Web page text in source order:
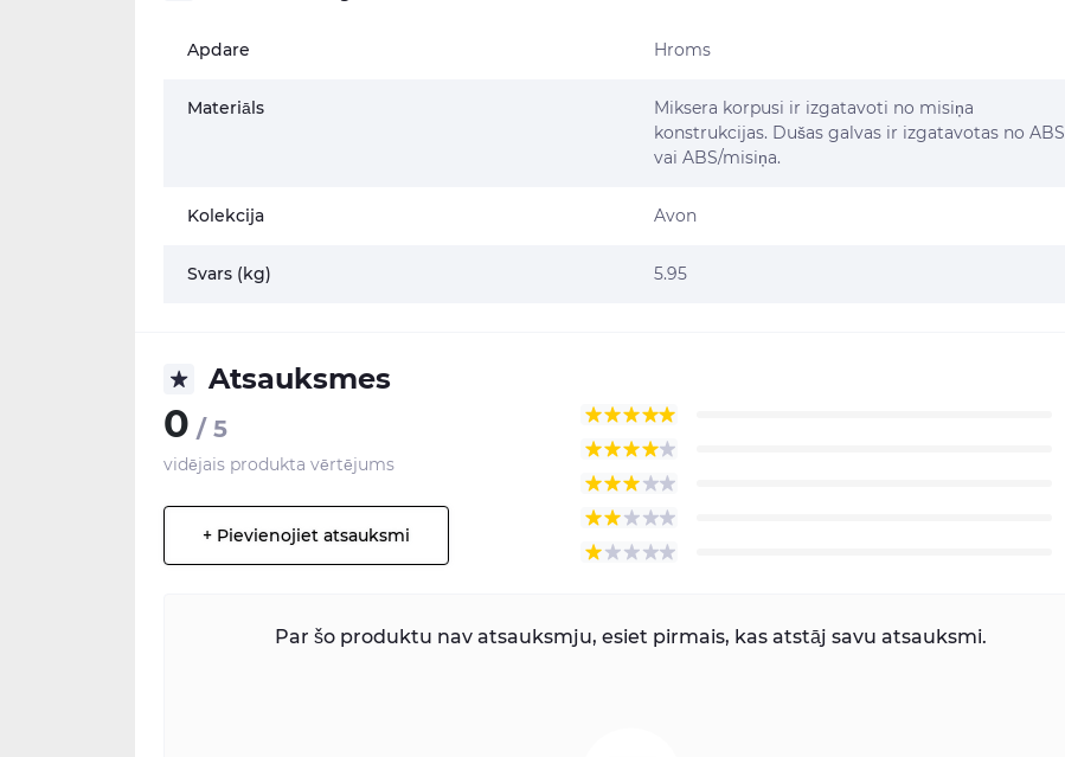
Apdare Hroms
Materiāls
Miksera korpusi ir izgatavoti no misiņa
konstrukcijas. Dušas galvas ir izgatavotas no ABS
vai ABS/misiņa.
Kolekcija Avon
Svars (kg) 5.95
Atsauksmes
0 / 5
vidējais produkta vērtējums
+ Pievienojiet atsauksmi
Par šo produktu nav atsauksmju, esiet pirmais, kas atstāj savu atsauksmi.